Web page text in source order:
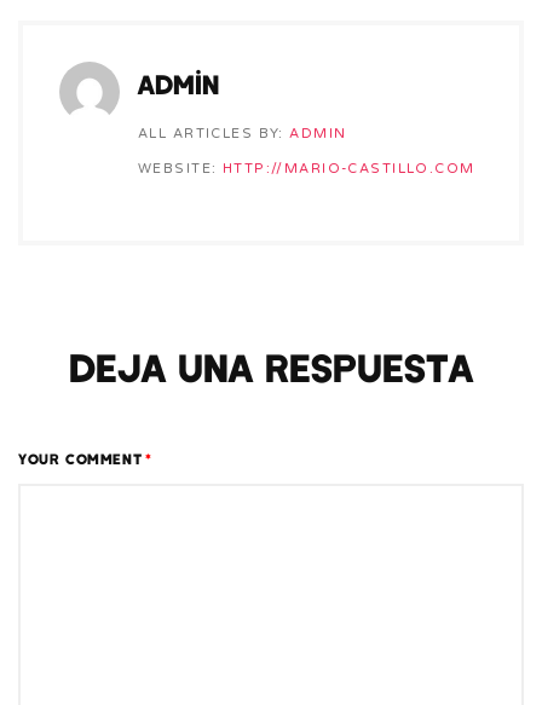
admin
ALL ARTICLES BY: ADMIN
WEBSITE: HTTP://MARIO-CASTILLO.COM
Deja una respuesta
YOUR COMMENT *